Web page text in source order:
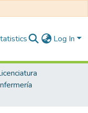
Log In